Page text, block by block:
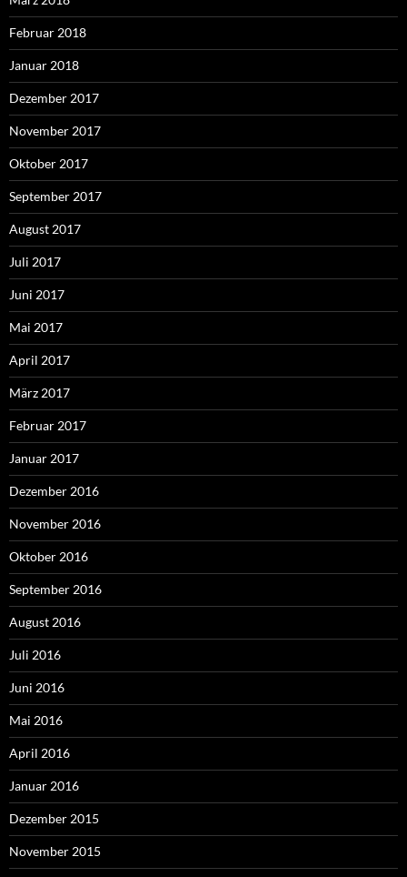
Februar 2018
Januar 2018
Dezember 2017
November 2017
Oktober 2017
September 2017
August 2017
Juli 2017
Juni 2017
Mai 2017
April 2017
März 2017
Februar 2017
Januar 2017
Dezember 2016
November 2016
Oktober 2016
September 2016
August 2016
Juli 2016
Juni 2016
Mai 2016
April 2016
Januar 2016
Dezember 2015
November 2015